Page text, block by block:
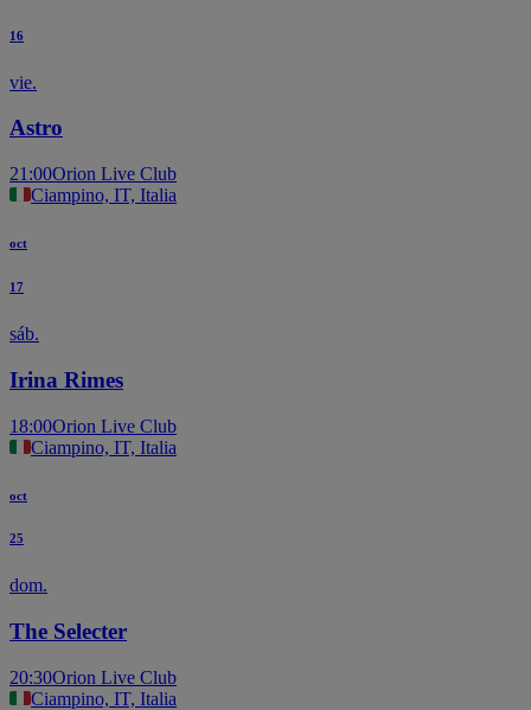
16
vie.
Astro
21:00Orion Live Club
Ciampino, IT, Italia
oct
17
sáb.
Irina Rimes
18:00Orion Live Club
Ciampino, IT, Italia
oct
25
dom.
The Selecter
20:30Orion Live Club
Ciampino, IT, Italia